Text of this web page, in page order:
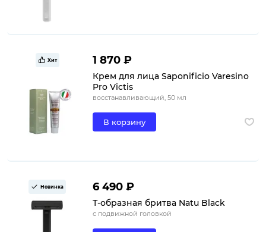
Хит 1 870 ₽
Крем для лица Saponificio Varesino
Pro Victis
восстанавливающий, 50 мл
В корзину
Новинка 6 490 ₽
Т-образная бритва Natu Black
с подвижной головкой